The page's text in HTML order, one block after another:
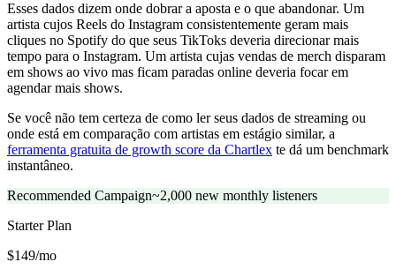
Esses dados dizem onde dobrar a aposta e o que abandonar. Um
artista cujos Reels do Instagram consistentemente geram mais
cliques no Spotify do que seus TikToks deveria direcionar mais
tempo para o Instagram. Um artista cujas vendas de merch disparam
em shows ao vivo mas ficam paradas online deveria focar em
agendar mais shows.
Se você não tem certeza de como ler seus dados de streaming ou
onde está em comparação com artistas em estágio similar, a
ferramenta gratuita de growth score da Chartlex te dá um benchmark
instantâneo.
Recommended Campaign~2,000 new monthly listeners
StarterPlan
$149/mo